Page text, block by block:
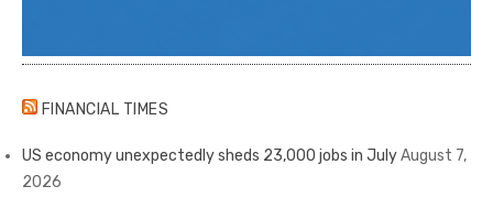
FINANCIAL TIMES
US economy unexpectedly sheds 23,000 jobs in JulyAugust 7,
2026